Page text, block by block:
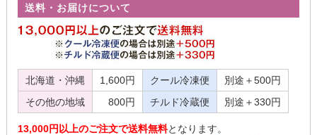
送料・お届けについて
北海道・沖縄 1,600円 クール冷凍便
別途＋500円
その他の地域
800円 チルド冷蔵便 別途＋330円
13,000円以上のご注文で送料無料となります。